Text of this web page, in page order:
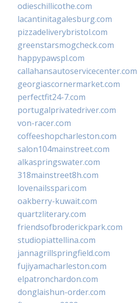
odieschillicothe.com
lacantinitagalesburg.com
pizzadeliverybristol.com
greenstarsmogcheck.com
happypawspl.com
callahansautoservicecenter.com
georgiascornermarket.com
perfectfit24-7.com
portugalprivatedriver.com
von-racer.com
coffeeshopcharleston.com
salon104mainstreet.com
alkaspringswater.com
318mainstreet8h.com
lovenailsspari.com
oakberry-kuwait.com
quartzliterary.com
friendsofbroderickpark.com
studiopiattellina.com
jannagrillspringfield.com
fujiyamacharleston.com
elpatronchardon.com
donglaishun-order.com